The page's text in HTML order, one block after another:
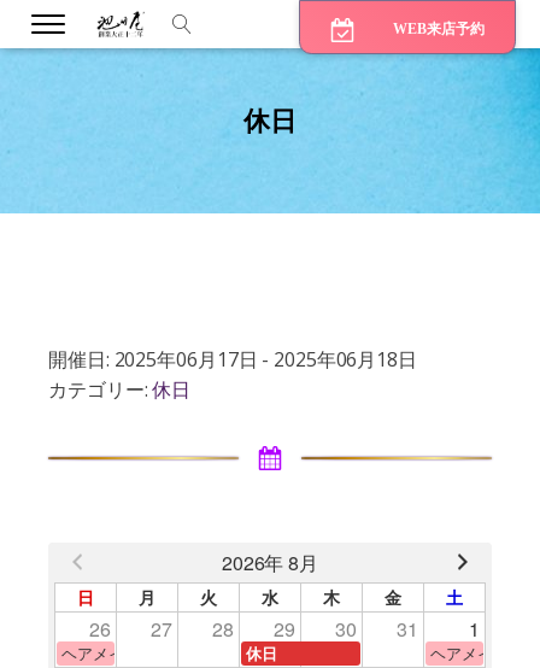
WEB来店予約
休日
開催日: 2025年06月17日 - 2025年06月18日
カテゴリー:休日
2026年 8月
日 月 火 水 木 金 土
26 27 28 29 30 31 1
ヘアメイク体験 休日 ヘアメイク体験